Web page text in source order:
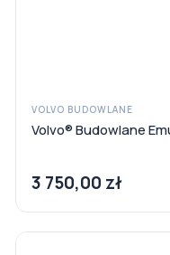
VOLVO BUDOWLANE
Volvo® Budowlane
3 750,00 zł